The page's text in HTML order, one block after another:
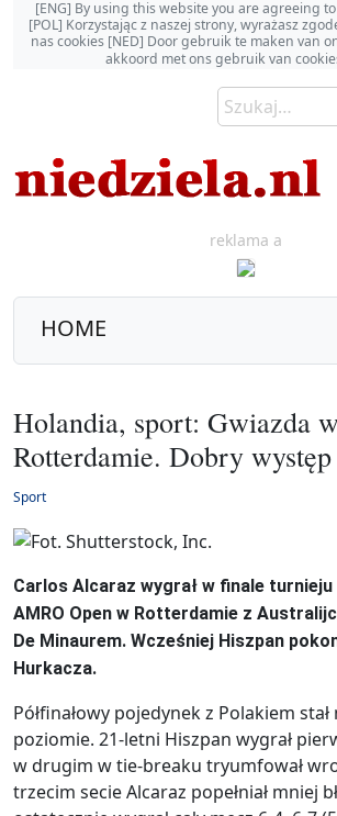
[ENG] By using this website you are agreeing
[POL] Korzystając z naszej strony, wyrażasz
nas cookies [NED] Door gebruik te maken van
akkoord met ons gebruik van
reklama a
HOME
Holandia, sport: Gwiazda
Rotterdamie. Dobry
Sport
Carlos Alcaraz wygrał w finale
AMRO Open w Rotterdamie z
De Minaurem. Wcześniej Hiszpan
Hurkacza.
Półfinałowy pojedynek z Polakiem
poziomie. 21-letni Hiszpan wygrał
w drugim w tie-breaku tryumfował
trzecim secie Alcaraz popełniał mniej